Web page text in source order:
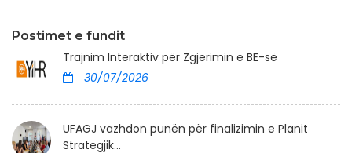
Postimet e fundit
Trajnim Interaktiv për Zgjerimin e BE-së
30/07/2026
UFAGJ vazhdon punën për finalizimin e Planit
Strategjik...